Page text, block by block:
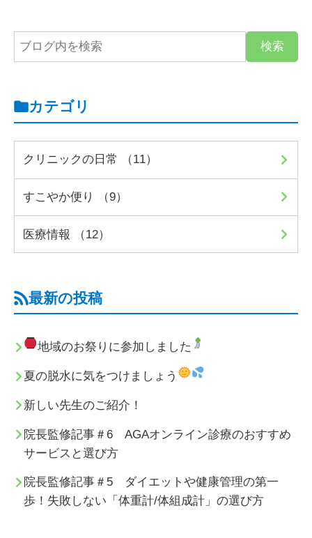
カテゴリ
クリニックの日常 （11）
すこやか便り （9）
医療情報 （12）
最新の投稿
地域のお祭りに参加しました
夏の脱水に気をつけましょう
新しい先生のご紹介！
院長監修記事＃6 AGAオンライン診療のおすすめ
サービスと選び方
院長監修記事＃5 ダイエットや健康管理の第一
歩！失敗しない「体重計/体組成計」の選び方